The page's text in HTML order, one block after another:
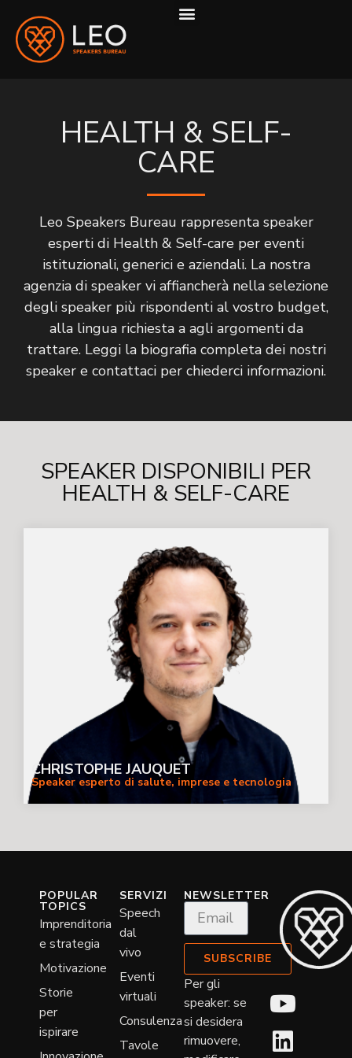
HEALTH & SELF-
CARE
Leo Speakers Bureau rappresenta speaker
esperti di Health & Self-care per eventi
istituzionali, generici e aziendali. La nostra
agenzia di speaker vi affiancherà nella selezione
degli speaker più rispondenti al vostro budget,
alla lingua richiesta a agli argomenti da
trattare. Leggi la biografia completa dei nostri
speaker e contattaci per chiederci informazioni.
SPEAKER DISPONIBILI PER
HEALTH & SELF-CARE
CHRISTOPHE JAUQUET
Speaker esperto di salute, imprese e tecnologia
POPULAR
TOPICS
Imprenditoria
e strategia
Motivazione
Storie
per
ispirare
SERVIZI
Speech
dal
vivo
Eventi
virtuali
Consulenza
Tavole
NEWSLETTER
SUBSCRIBE
Per gli
speaker: se
si desidera
rimuovere,